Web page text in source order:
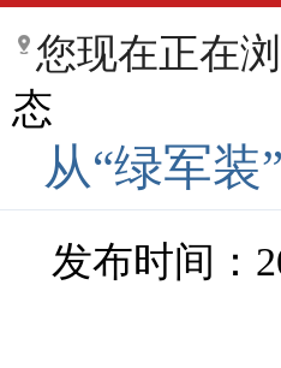
政民互动
您现在正在
态
从“绿军装
发布时间：